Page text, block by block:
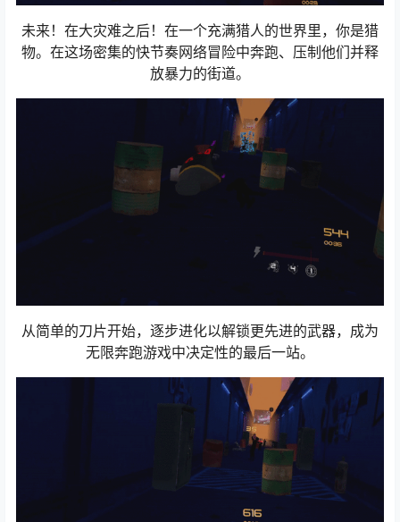
未来！在大灾难之后！在一个充满猎人的世界里，你是猎
物。在这场密集的快节奏网络冒险中奔跑、压制他们并释
放暴力的街道。
从简单的刀片开始，逐步进化以解锁更先进的武器，成为
无限奔跑游戏中决定性的最后一站。